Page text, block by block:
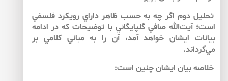
تحليل دوم اگر چه به حسب ظاهر داراي رويكرد فلسفي
است؛ آيت‌الله صافي گلپايگاني با توضيحات كه در ادامه
بيانات ايشان خواهد آمد، آن را به مباني كلامي بر
مي‌گرداند.
خلاصه بيان ايشان چنين است: